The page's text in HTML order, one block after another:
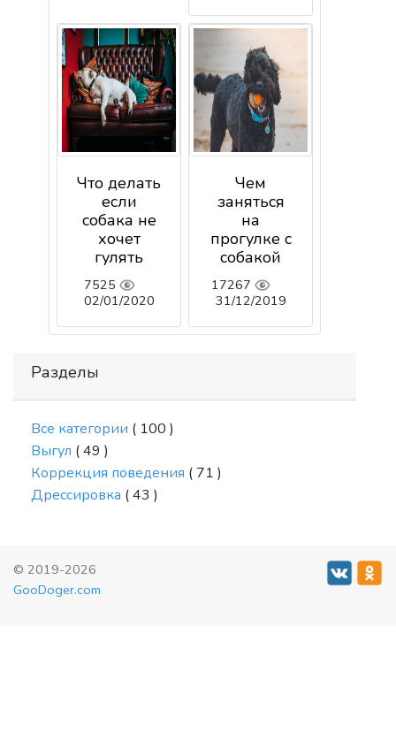
Что делать
если
собака не
хочет
гулять
7525
02/01/2020
Чем
заняться
на
прогулке с
собакой
17267
31/12/2019
Разделы
Все категории ( 100 )
Выгул ( 49 )
Коррекция поведения ( 71 )
Дрессировка ( 43 )
© 2019-2026
GooDoger.com